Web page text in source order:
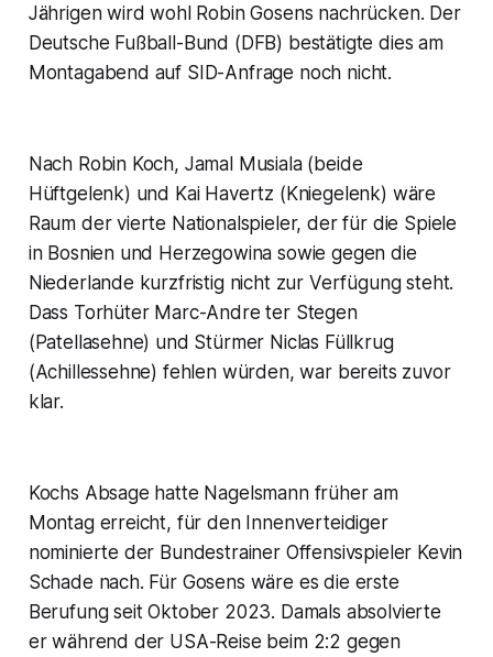
Jährigen wird wohl Robin Gosens nachrücken. Der
Deutsche Fußball-Bund (DFB) bestätigte dies am
Montagabend auf SID-Anfrage noch nicht.
Nach Robin Koch, Jamal Musiala (beide
Hüftgelenk) und Kai Havertz (Kniegelenk) wäre
Raum der vierte Nationalspieler, der für die Spiele
in Bosnien und Herzegowina sowie gegen die
Niederlande kurzfristig nicht zur Verfügung steht.
Dass Torhüter Marc-Andre ter Stegen
(Patellasehne) und Stürmer Niclas Füllkrug
(Achillessehne) fehlen würden, war bereits zuvor
klar.
Kochs Absage hatte Nagelsmann früher am
Montag erreicht, für den Innenverteidiger
nominierte der Bundestrainer Offensivspieler Kevin
Schade nach. Für Gosens wäre es die erste
Berufung seit Oktober 2023. Damals absolvierte
er während der USA-Reise beim 2:2 gegen